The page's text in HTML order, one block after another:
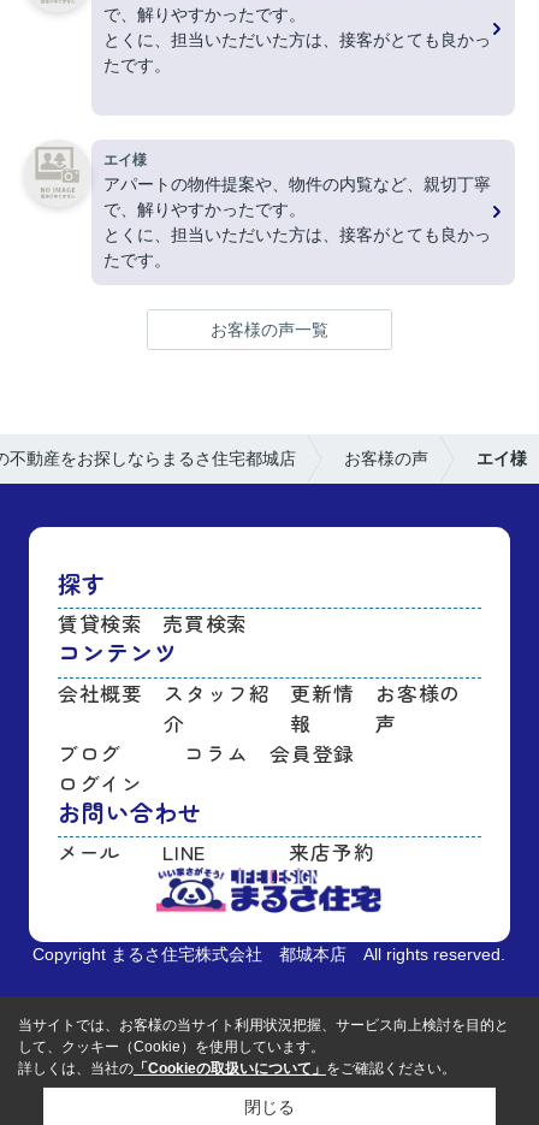
で、解りやすかったです。
とくに、担当いただいた方は、接客がとても良かっ
たです。
ありがとうございました。
エイ様
アパートの物件提案や、物件の内覧など、親切丁寧
で、解りやすかったです。
とくに、担当いただいた方は、接客がとても良かっ
たです。
お客様の声一覧
不動産をお探しならまるさ住宅都城店 お客様の声 エイ様
探す
賃貸検索 売買検索
コンテンツ
会社概要
スタッフ紹
介
更新情
報
お客様の
声
ブログ
コラム
会員登録
ログイン
お問い合わせ
メール LINE 来店予約
Copyright まるさ住宅株式会社 都城本店 All rights reserved.
当サイトでは、お客様の当サイト利用状況把握、サービス向上検討を目的と
して、クッキー（Cookie）を使用しています。
詳しくは、当社の 「Cookieの取扱いについて」 をご確認ください。
閉じる